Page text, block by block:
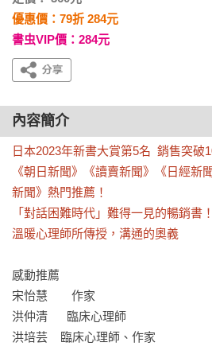
優惠價：79折 284元
書虫VIP價：284元
內容簡介
日本2023年新書大賞第5名  銷售突破
《朝日新聞》《讀賣新聞》《日經新
新聞》熱門推薦！
「對話困難時代」難得一見的暢銷書！
溫暖心理師所傳授，溝通的奧義
感動推薦
宋怡慧　　作家
洪仲清      臨床心理師
洪培芸    臨床心理師、作家